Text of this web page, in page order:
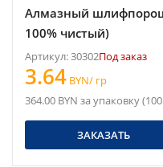
Алмазный
100% чистый)
Артикул: 30302Под заказ
3.64 BYN/ гр
364.00 BYN за упаковку
ЗАКАЗАТЬ